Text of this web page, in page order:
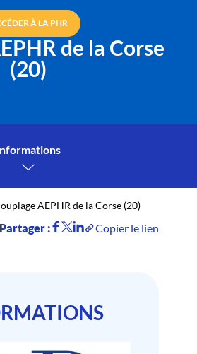
À LA PHR
de la Corse
(20)
AEPHR de la Corse (20)
Partager : Copier le lien